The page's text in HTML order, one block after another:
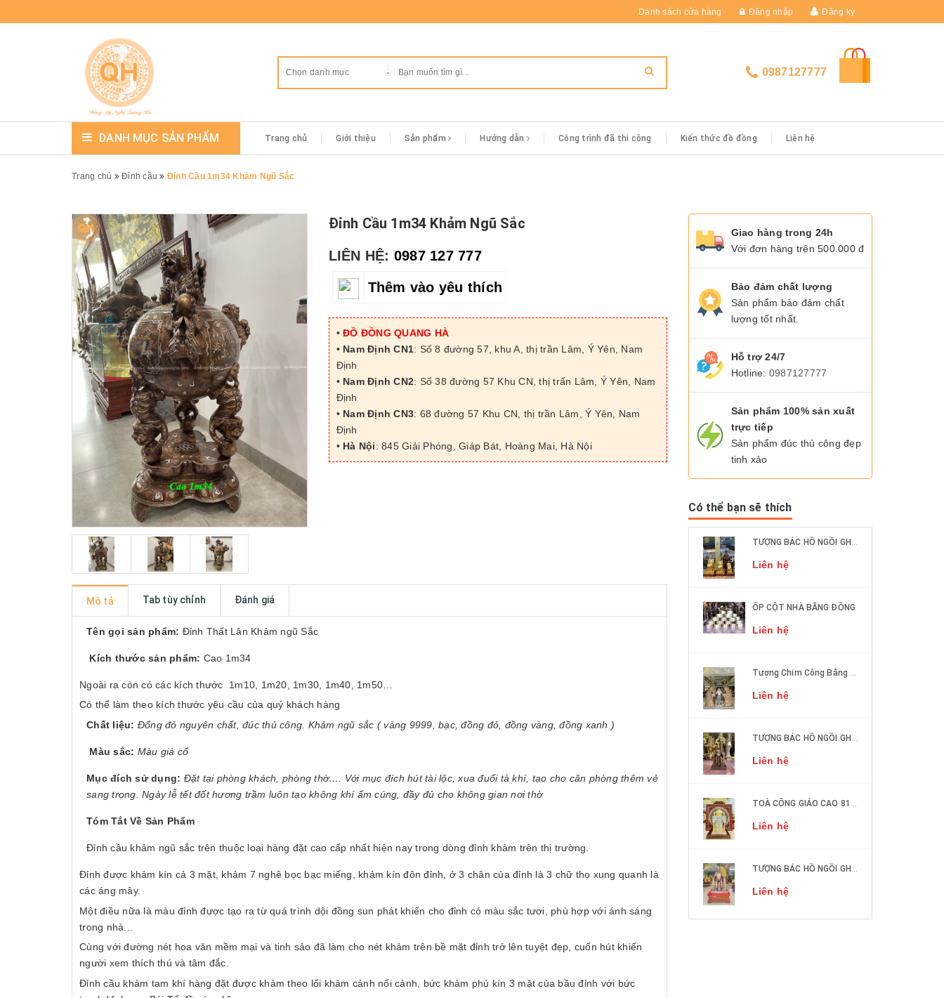
Danh sách cửa hàng Đăng nhập Đăng ký
Chọn danh mục 0987127777
DANH MỤC SẢN PHẨM Trang chủ Giới thiệu Sản phẩm Hướng dẫn Công trình đã thi công Kiến thức đồ đồng Liên hệ
Trang chủ Đỉnh cầu Đỉnh Cầu 1m34 Khảm Ngũ Sắc
Đỉnh Cầu 1m34 Khảm Ngũ Sắc
LIÊN HỆ: 0987 127 777
Thêm vào yêu thích
•ĐỒ ĐỒNG QUANG HÀ
• Nam Định CN1: Số 8 đường 57, khu A, thị trần Lâm, Ý Yên, Nam
Định
• Nam Định CN2: Số 38 đường 57 Khu CN, thị trấn Lâm, Ý Yên, Nam
Định
• Nam Định CN3: 68 đường 57 Khu CN, thị trần Lâm, Ý Yên, Nam
Định
• Hà Nội: 845 Giải Phóng, Giáp Bát, Hoàng Mai, Hà Nội
Mô tả Tab tùy chỉnh Đánh giá
Tên gọi sản phẩm: Đỉnh Thất Lân Khảm ngũ Sắc
Kích thước sản phẩm: Cao 1m34
Ngoài ra còn có các kích thước 1m10, 1m20, 1m30, 1m40, 1m50…
Có thể làm theo kích thước yêu cầu của quý khách hàng
Chất liệu: Đổng đỏ nguyên chất, đúc thủ công. Khảm ngũ sắc ( vàng 9999, bạc, đồng đỏ, đồng vàng, đồng xanh )
Màu sắc: Màu giả cổ
Mục đích sử dụng: Đặt tại phòng khách, phòng thờ…. Với mục đích hút tài lộc, xua đuổi tà khí, tạo cho căn phòng thêm vẻ
sang trọng. Ngày lễ tết đốt hương trầm luôn tạo không khí ấm cúng, đầy đủ cho không gian nơi thờ
Tóm Tắt Về Sản Phẩm
Đỉnh cầu khảm ngũ sắc trên thuộc loại hàng đặt cao cấp nhất hiện nay trong dòng đỉnh khảm trên thị trường.
Đỉnh được khảm kín cả 3 mặt, khảm 7 nghê bọc bạc miếng, khảm kín đôn đỉnh, ở 3 chân của đỉnh là 3 chữ thọ xung quanh là
các áng mây.
Một điều nữa là màu đỉnh được tạo ra từ quá trình dội đồng sun phát khiến cho đỉnh có màu sắc tươi, phù hợp với ánh sáng
trong nhà...
Cùng với đường nét hoa văn mềm mại và tinh sảo đã làm cho nét khảm trên bề mặt đỉnh trở lên tuyệt đẹp, cuốn hút khiến
người xem thích thú và tâm đắc.
Đỉnh cầu khảm tam khí hàng đặt được khảm theo lối khảm cảnh nối cảnh, bức khảm phủ kín 3 mặt của bầu đỉnh với bức
Giao hàng trong 24h
Với đơn hàng trên 500.000 đ
Bảo đảm chất lượng
Sản phẩm bảo đảm chất
lượng tốt nhất.
Hỗ trợ 24/7
Hotline: 0987127777
Sản phẩm 100% sản xuất
trực tiếp
Sản phẩm đúc thủ công đẹp
tinh xảo
Có thể bạn sẽ thích
Liên hệ
ỐP CỘT NHÀ BẰNG ĐỒNG
Liên hệ
Liên hệ
Liên hệ
Liên hệ
Liên hệ